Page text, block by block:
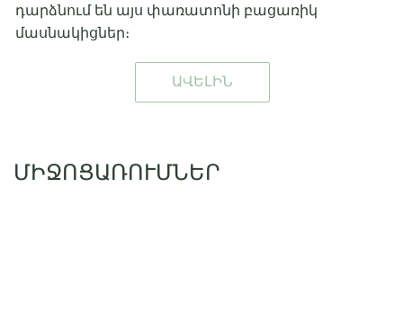
դարձնում են այս փառատոնի բացառիկ
մասնակիցներ։
ԱՎԵԼԻՆ
ՄԻՋՈՑԱՌՈՒՄՆԵՐ